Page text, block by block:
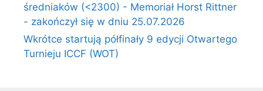
średniaków (<2300) - Memoriał Horst Rittner
- zakończył się w dniu 25.07.2026
Wkrótce startują półfinały 9 edycji Otwartego
Turnieju ICCF (WOT)